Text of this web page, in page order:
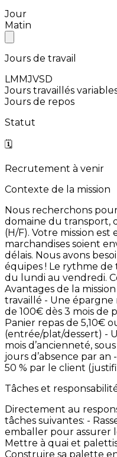
Jour
Matin
Jours de travail
LMMJVSD
Jours travaillés
Jours de repos
Statut
🗓️
Recrutement à venir
Contexte de la mission
Nous recherchons
domaine du transport,
(H/F). Votre mission est
marchandises soient
délais. Nous avons
équipes ! Le rythme de
du
lundi au vendredi.
Avantages de la
travaillé - Une épargne
de 100€ dès 3 mois de
Panier repas de 5,10€
(entrée/plat/dessert) -
mois d’ancienneté, sous
jours d’absence par an -
50 % par le client
Tâches et
Directement au
tâches suivantes: -
emballer pour assurer
Mettre à quai et
Construire sa palette